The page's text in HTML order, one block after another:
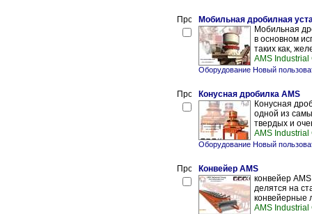
Мобильная дробилная
Мобильная
в основном
таких как,
AMS Industrial
Оборудование Новый
Конусная дробилка AMS
Конусная
одной из
твердых и
AMS Industrial
Оборудование Новый
Конвейер AMS
конвейер
делятся на
конвейерные
AMS Industrial